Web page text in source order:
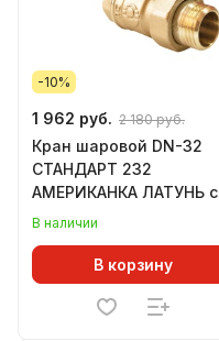
-10%
1 962 руб. 2 180 руб.
Кран шаровой DN-32
СТАНДАРТ 232
АМЕРИКАНКА ЛАТУНЬ с
накидной гайкой
В наличии
В корзину